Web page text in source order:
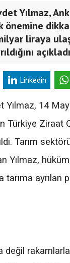
Yılmaz,
önemine
liraya
Linkedin
Yılmaz, 14
Türkiye Ziraat
Tarım
Yılmaz,
ayrılan
değil